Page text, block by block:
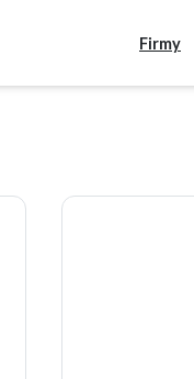
Firmy